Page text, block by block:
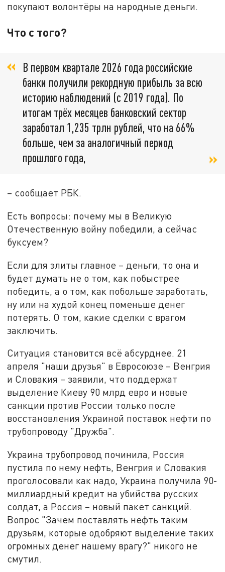
покупают волонтёры на народные деньги.
Что с того?
В первом квартале 2026 года российские
банки получили рекордную прибыль за всю
историю наблюдений (с 2019 года). По
итогам трёх месяцев банковский сектор
заработал 1,235 трлн рублей, что на 66%
больше, чем за аналогичный период
прошлого года,
– сообщает РБК.
Есть вопросы: почему мы в Великую
Отечественную войну победили, а сейчас
буксуем?
Если для элиты главное – деньги, то она и
будет думать не о том, как побыстрее
победить, а о том, как побольше заработать,
ну или на худой конец поменьше денег
потерять. О том, какие сделки с врагом
заключить.
Ситуация становится всё абсурднее. 21
апреля "наши друзья" в Евросоюзе – Венгрия
и Словакия – заявили, что поддержат
выделение Киеву 90 млрд евро и новые
санкции против России только после
восстановления Украиной поставок нефти по
трубопроводу "Дружба".
Украина трубопровод починила, Россия
пустила по нему нефть, Венгрия и Словакия
проголосовали как надо, Украина получила 90-
миллиардный кредит на убийства русских
солдат, а Россия – новый пакет санкций.
Вопрос "Зачем поставлять нефть таким
друзьям, которые одобряют выделение таких
огромных денег нашему врагу?" никого не
смутил.